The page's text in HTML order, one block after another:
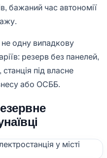
бажаний час автономії
одну випадкову
резерв без панелей,
під власне
або ОСББ.
у місті